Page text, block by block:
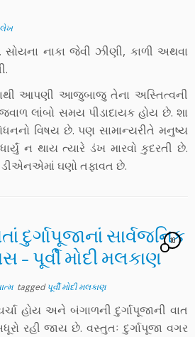
લેખ
સોયના નાકા જેવી ઝીણી, કાળી અથવા
આપણી આજુબાજુ તેના અસ્તિત્વની
લાંબો સમય પીડાદાયક હોય છે. શા
વિષય છે. પણ સામાન્યરીતે મનુષ્ય
ન થાય ત્યારે ડંખ મારવો કુદરતી છે.
ઘણો તફાવત છે.
દુર્ગાપૂજાનાં સાર્વજનિક
– પૂર્વી મોદી મલકાણ
10
taggedપૂર્વી મોદી મલકાણ
હોય અને બંગાળની દુર્ગાપૂજાની વાત
રહી જાય છે. વસ્તુતઃ દુર્ગાપૂજા વગર